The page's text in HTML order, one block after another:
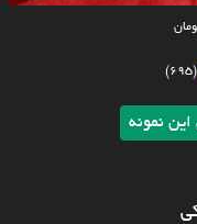
(695)
نمونه